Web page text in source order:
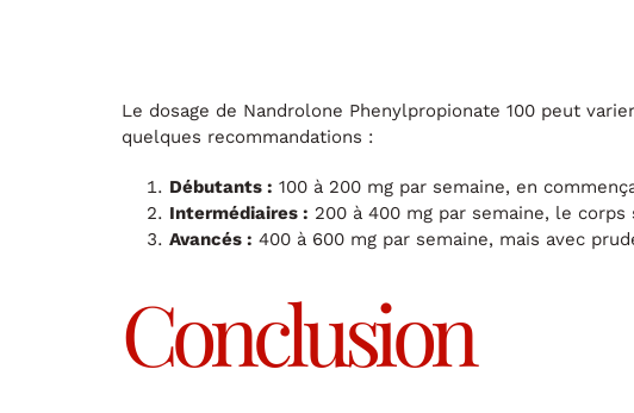
Le dosage de Nandrolone Phenylpropionate 100 peut
quelques recommandations :
Débutants : 100 à 200 mg par semaine, en
Intermédiaires : 200 à 400 mg par semaine, le
Avancés : 400 à 600 mg par semaine, mais avec
Conclusion